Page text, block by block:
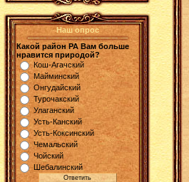
Наш опрос
Какой район РА Вам больше
нравится природой?
Кош-Агачский
Майминский
Онгудайский
Турочакский
Улаганский
Усть-Канский
Усть-Коксинский
Чемальский
Чойский
Шебалинский